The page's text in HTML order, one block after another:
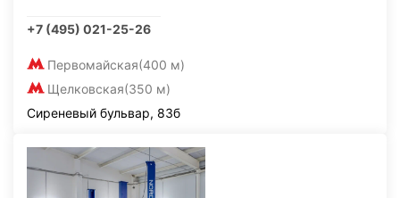
+7 (495) 021-25-26
Первомайская(400 м)
Щелковская(350 м)
Сиреневый бульвар, 83б